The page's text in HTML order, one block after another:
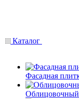
Каталог
Фасадная